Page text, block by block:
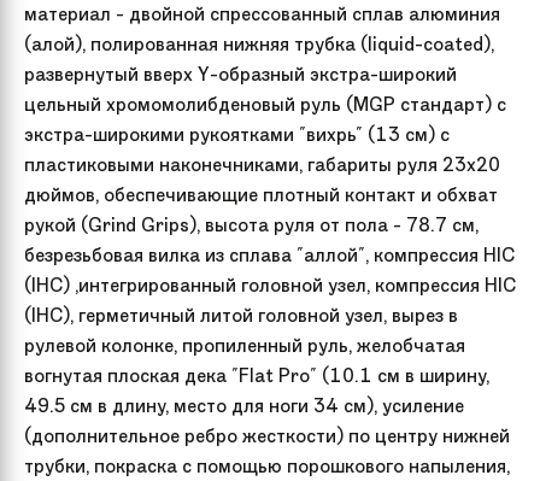
материал - двойной спрессованный сплав алюминия
(алой), полированная нижняя трубка (liquid-coated),
развернутый вверх Y-образный экстра-широкий
цельный хромомолибденовый руль (MGP стандарт) с
экстра-широкими рукоятками "вихрь" (13 см) с
пластиковыми наконечниками, габариты руля 23x20
дюймов, обеспечивающие плотный контакт и обхват
рукой (Grind Grips), высота руля от пола - 78.7 см,
безрезьбовая вилка из сплава "аллой", компрессия HIC
(IHC) ,интегрированный головной узел, компрессия HIC
(IHC), герметичный литой головной узел, вырез в
рулевой колонке, пропиленный руль, желобчатая
вогнутая плоская дека "Flat Pro" (10.1 см в ширину,
49.5 см в длину, место для ноги 34 см), усиление
(дополнительное ребро жесткости) по центру нижней
трубки, покраска с помощью порошкового напыления,